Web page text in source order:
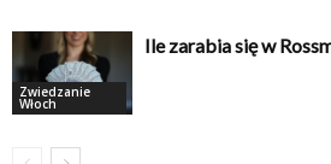
Zwiedzanie
Włoch
Ile zarabia się w